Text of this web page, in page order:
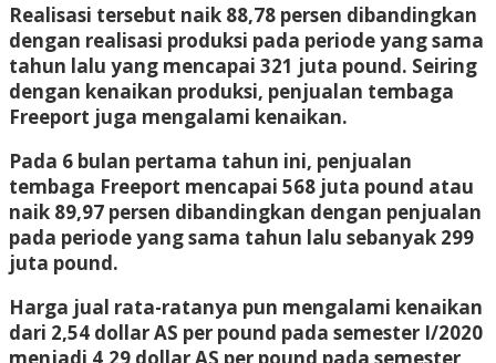
Realisasi tersebut naik 88,78 persen dibandingkan
dengan realisasi produksi pada periode yang sama
tahun lalu yang mencapai 321 juta pound. Seiring
dengan kenaikan produksi, penjualan tembaga
Freeport juga mengalami kenaikan.
Pada 6 bulan pertama tahun ini, penjualan
tembaga Freeport mencapai 568 juta pound atau
naik 89,97 persen dibandingkan dengan penjualan
pada periode yang sama tahun lalu sebanyak 299
juta pound.
Harga jual rata-ratanya pun mengalami kenaikan
dari 2,54 dollar AS per pound pada semester I/2020
menjadi 4,29 dollar AS per pound pada semester